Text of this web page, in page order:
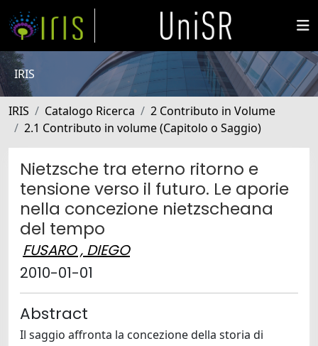
IRIS
IRIS Catalogo Ricerca
2 Contributo in Volume
2.1 Contributo in volume (Capitolo o Saggio)
Nietzsche tra eterno ritorno e
tensione verso il futuro. Le aporie
nella concezione nietzscheana
del tempo
FUSARO , DIEGO
2010-01-01
Abstract
Il saggio affronta la concezione della storia di